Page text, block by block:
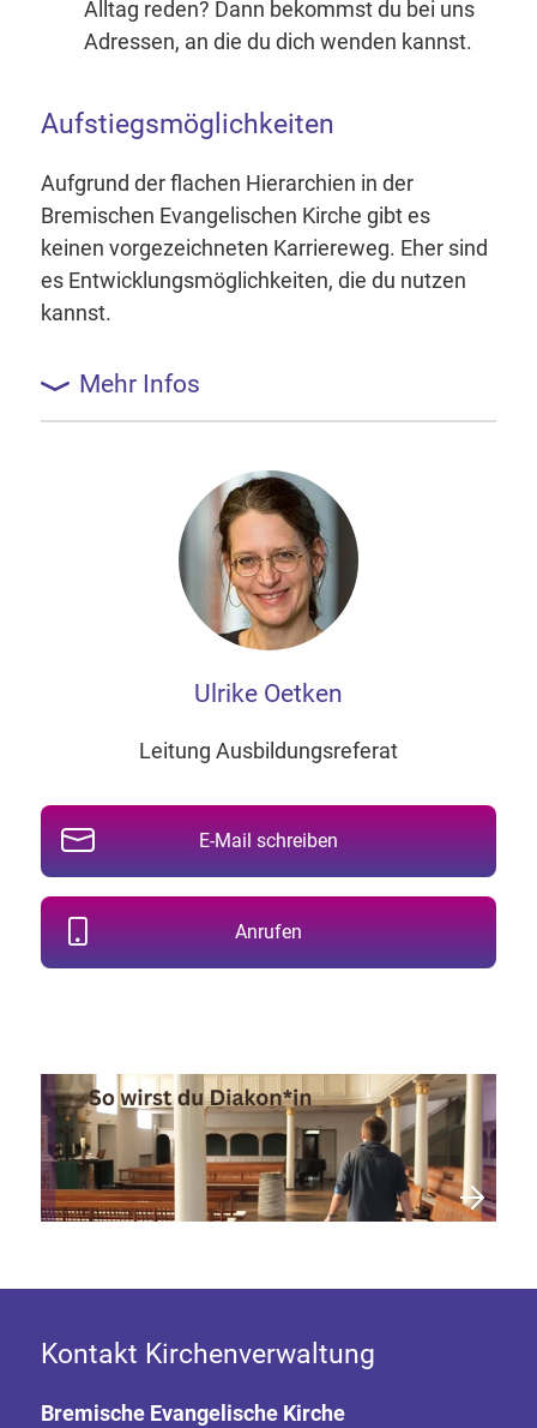
Alltag reden? Dann bekommst du bei uns
Adressen, an die du dich wenden kannst.
Aufstiegsmöglichkeiten
Aufgrund der flachen Hierarchien in der
Bremischen Evangelischen Kirche gibt es
keinen vorgezeichneten Karriereweg. Eher sind
es Entwicklungsmöglichkeiten, die du nutzen
kannst.
Mehr Infos
Ulrike Oetken
Leitung Ausbildungsreferat
E-Mail schreiben
Anrufen
Kontakt Kirchenverwaltung
Bremische Evangelische Kirche